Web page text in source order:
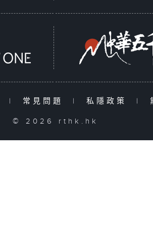
| 常見問題 | 私隱政策 |
© 2026 rthk.hk